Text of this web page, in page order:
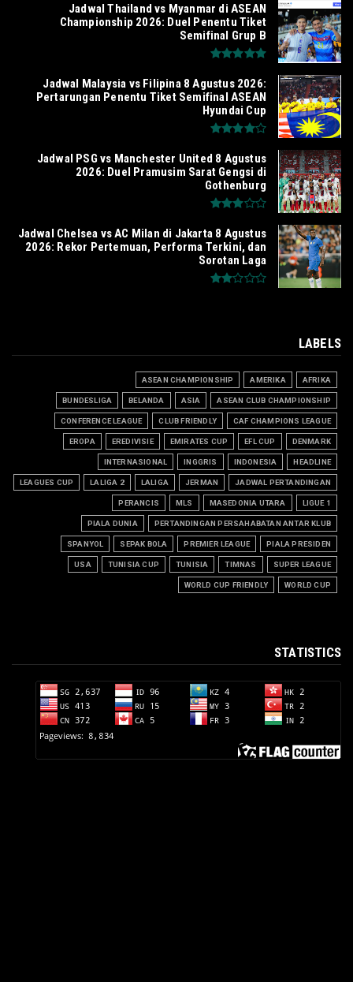
Jadwal Thailand vs Myanmar di ASEAN
Championship 2026: Duel Penentu Tiket
Semifinal Grup B
Jadwal Malaysia vs Filipina 8 Agustus 2026:
Pertarungan Penentu Tiket Semifinal ASEAN
Hyundai Cup
Jadwal PSG vs Manchester United 8 Agustus
2026: Duel Pramusim Sarat Gengsi di
Gothenburg
Jadwal Chelsea vs AC Milan di Jakarta 8 Agustus
2026: Rekor Pertemuan, Performa Terkini, dan
Sorotan Laga
LABELS
AFRIKA
AMERIKA
ASEAN CHAMPIONSHIP
ASEAN CLUB CHAMPIONSHIP
ASIA
BELANDA
BUNDESLIGA
CAF CHAMPIONS LEAGUE
CLUB FRIENDLY
CONFERENCE LEAGUE
DENMARK
EFL CUP
EMIRATES CUP
EREDIVISIE
EROPA
HEADLINE
INDONESIA
INGGRIS
INTERNASIONAL
JADWAL PERTANDINGAN
JERMAN
LALIGA
LALIGA 2
LEAGUES CUP
LIGUE 1
MASEDONIA UTARA
MLS
PERANCIS
PERTANDINGAN PERSAHABATAN ANTAR KLUB
PIALA DUNIA
PIALA PRESIDEN
PREMIER LEAGUE
SEPAK BOLA
SPANYOL
SUPER LEAGUE
TIMNAS
TUNISIA
TUNISIA CUP
USA
WORLD CUP
WORLD CUP FRIENDLY
STATISTICS